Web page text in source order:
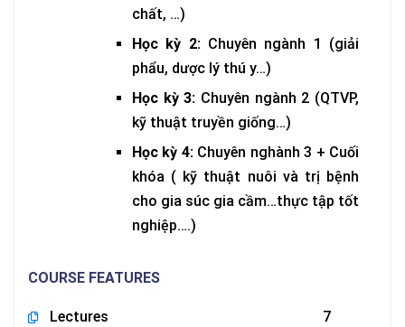
chất, …)
Học kỳ 2:Chuyên ngành 1 (giải
phẩu, dược lý thú y…)
Học kỳ 3: Chuyên ngành 2 (QTVP,
kỹ thuật truyền giống…)
Học kỳ 4:Chuyên nghành 3 + Cuối
khóa ( kỹ thuật nuôi và trị bệnh
cho gia súc gia cầm…thực tập tốt
nghiệp….)
COURSE FEATURES
Lectures 7